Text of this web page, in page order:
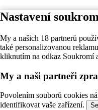
Nastavení
My a našich 18 partnerů
také personalizovanou
kliknutím na odkaz Soukromí
My a naši partneři
Povolením souborů cookies
identifikovat vaše zařízení.